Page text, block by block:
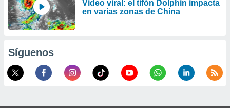
Video viral: el tifón Dolphin impacta
en varias zonas de China
Síguenos